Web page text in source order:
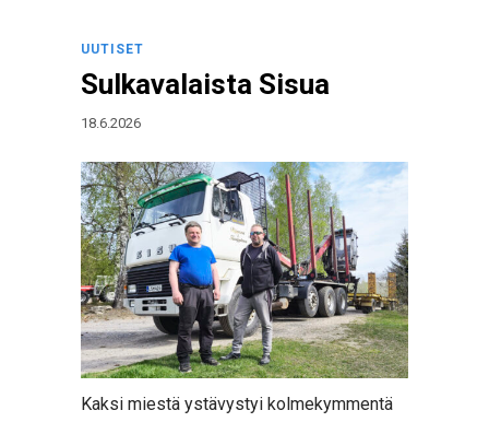
UUTISET
Sulkavalaista Sisua
18.6.2026
Kaksi miestä ystävystyi kolmekymmentä